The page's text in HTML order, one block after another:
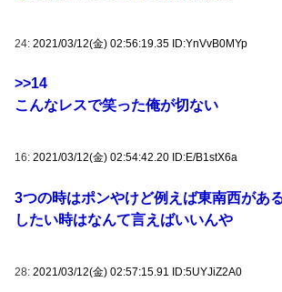
24: 2021/03/12(金) 02:56:19.35 ID:YnVvB0MYp
>>14
こんなレスで笑った俺が切ない
16: 2021/03/12(金) 02:54:42.20 ID:E/B1stX6a
3つの時はポンやけど例えば東南西があ
したい時はなんて言えばいいんや
28: 2021/03/12(金) 02:57:15.91 ID:5UYJiZ2A0